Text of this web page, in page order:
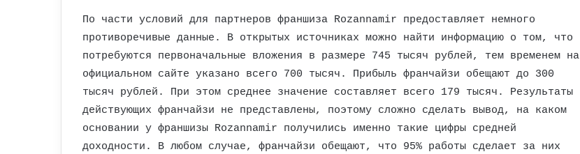
По части условий для партнеров франшиза Rozannamir предоставляет немного
противоречивые данные. В открытых источниках можно найти информацию о том, что
потребуются первоначальные вложения в размере 745 тысяч рублей, тем временем на
официальном сайте указано всего 700 тысяч. Прибыль франчайзи обещают до 300
тысяч рублей. При этом среднее значение составляет всего 179 тысяч. Результаты
действующих франчайзи не представлены, поэтому сложно сделать вывод, на каком
основании у франшизы Rozannamir получились именно такие цифры средней
доходности. В любом случае, франчайзи обещают, что 95% работы сделает за них